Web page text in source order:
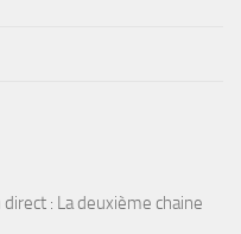
: La deuxième chaine